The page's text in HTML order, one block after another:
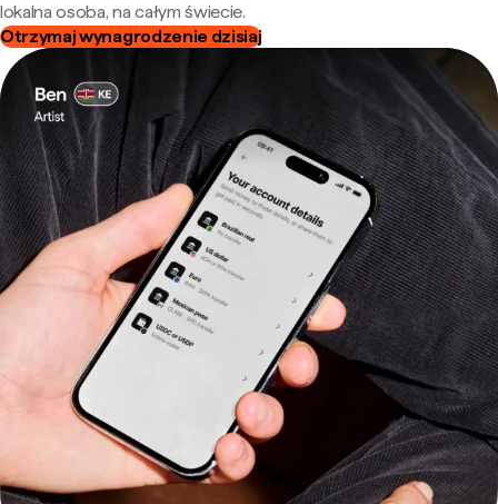
lokalna osoba, na całym świecie.
Otrzymaj wynagrodzenie dzisiaj